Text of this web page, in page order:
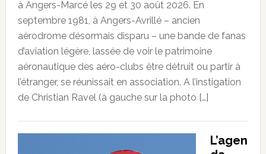
à Angers-Marcé les 29 et 30 août 2026. En
septembre 1981, à Angers-Avrillé – ancien
aérodrome désormais disparu – une bande de fanas
d’aviation légère, lassée de voir le patrimoine
aéronautique des aéro-clubs être détruit ou partir à
l’étranger, se réunissait en association. A l’instigation
de Christian Ravel (à gauche sur la photo […]
L’agen